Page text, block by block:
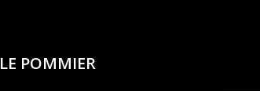
LE POMMIER